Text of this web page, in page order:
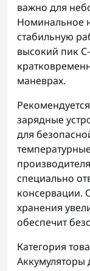
важно для
Номинальное
стабильную
высокий пик
маневрах.
зарядные
для
специально
консервации.
хранения
обеспечит
Категория
Аккумуляторы